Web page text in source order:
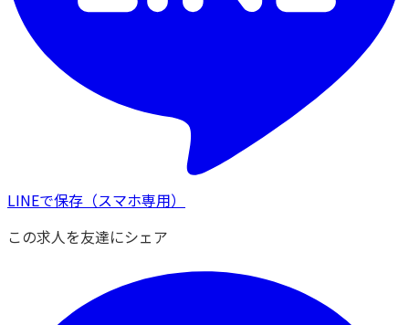
LINEで保存 （スマホ専用）
この求人を友達にシェア